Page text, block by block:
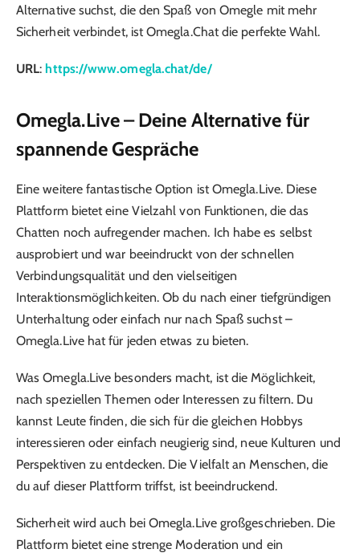
Alternative suchst, die den Spaß von Omegle mit mehr
Sicherheit verbindet, ist Omegla.Chat die perfekte Wahl.
URL:https://www.omegla.chat/de/
Omegla.Live – Deine Alternative für
spannende Gespräche
Eine weitere fantastische Option ist Omegla.Live. Diese
Plattform bietet eine Vielzahl von Funktionen, die das
Chatten noch aufregender machen. Ich habe es selbst
ausprobiert und war beeindruckt von der schnellen
Verbindungsqualität und den vielseitigen
Interaktionsmöglichkeiten. Ob du nach einer tiefgründigen
Unterhaltung oder einfach nur nach Spaß suchst –
Omegla.Live hat für jeden etwas zu bieten.
Was Omegla.Live besonders macht, ist die Möglichkeit,
nach speziellen Themen oder Interessen zu filtern. Du
kannst Leute finden, die sich für die gleichen Hobbys
interessieren oder einfach neugierig sind, neue Kulturen und
Perspektiven zu entdecken. Die Vielfalt an Menschen, die
du auf dieser Plattform triffst, ist beeindruckend.
Sicherheit wird auch bei Omegla.Live großgeschrieben. Die
Plattform bietet eine strenge Moderation und ein